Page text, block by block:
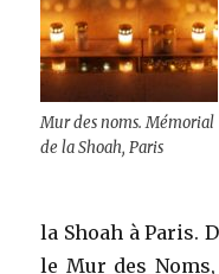
Mur des noms. Mémorial
de la Shoah, Paris
la Shoah à Paris.
le Mur des